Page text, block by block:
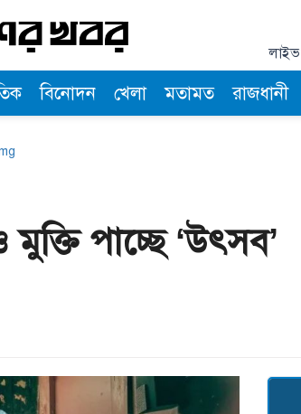
লাইভ
বিনোদন খেলা মতামত রাজধানী
পাচ্ছে ‘উৎসব’